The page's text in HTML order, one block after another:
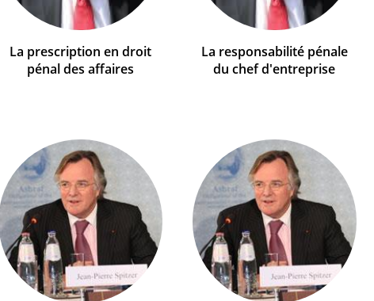
La prescription en droit
pénal des affaires
La responsabilité pénale
du chef d'entreprise